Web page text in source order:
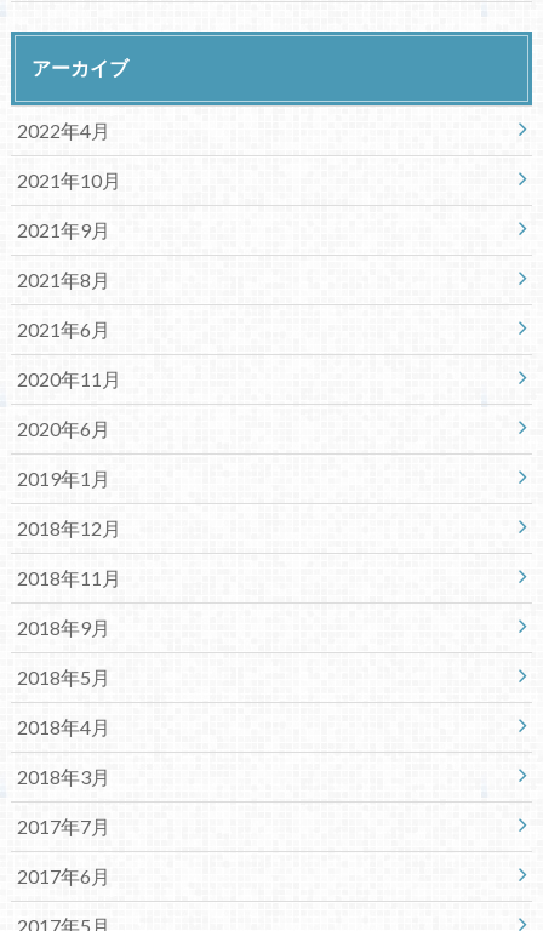
アーカイブ
2022年4月
2021年10月
2021年9月
2021年8月
2021年6月
2020年11月
2020年6月
2019年1月
2018年12月
2018年11月
2018年9月
2018年5月
2018年4月
2018年3月
2017年7月
2017年6月
2017年5月